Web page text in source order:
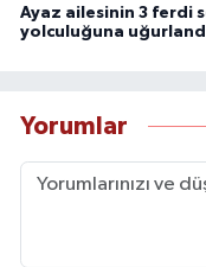
Ayaz ailesinin 3 ferdi
yolculuğuna
Yorumlar